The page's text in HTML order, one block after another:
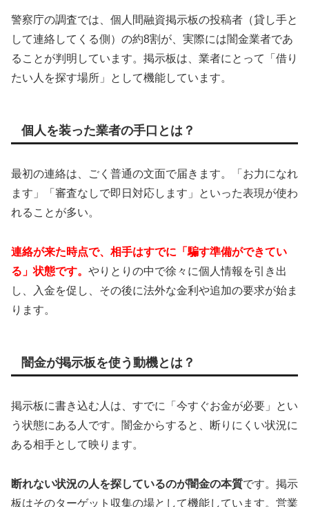
警察庁の調査では、個人間融資掲示板の投稿者（貸し手と
して連絡してくる側）の約8割が、実際には闇金業者であ
ることが判明しています。掲示板は、業者にとって「借り
たい人を探す場所」として機能しています。
個人を装った業者の手口とは？
最初の連絡は、ごく普通の文面で届きます。「お力になれ
ます」「審査なしで即日対応します」といった表現が使わ
れることが多い。
連絡が来た時点で、相手はすでに「騙す準備ができてい
る」状態です。 やりとりの中で徐々に個人情報を引き出
し、入金を促し、その後に法外な金利や追加の要求が始ま
ります。
闇金が掲示板を使う動機とは？
掲示板に書き込む人は、すでに「今すぐお金が必要」とい
う状態にある人です。闇金からすると、断りにくい状況に
ある相手として映ります。
断れない状況の人を探しているのが闇金の本質です。掲示
板はそのターゲット収集の場として機能しています。営業